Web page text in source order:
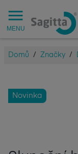
MENU
Domů / Značky /
Novinka